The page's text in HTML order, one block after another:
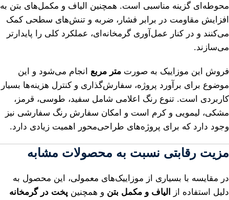
محوطه‌ای گزینه مناسبی است. همچنین الیاف و مکمل‌های بتن به
افزایش مقاومت در برابر فشار، ضربه و تنش‌های سطحی کمک
می‌کنند و در کنار عمل‌آوری گرمخانه‌ای، عملکرد کلی را پایدارتر
می‌سازند.
فروش این موزاییک به صورت متر مربع انجام می‌شود و این
موضوع برای برآورد پروژه، سفارش‌گذاری و کنترل هزینه‌ها بسیار
کاربردی است. تنوع رنگ اعلامی شامل سفید، طوسی، قرمز،
مشکی، لیمویی و کرم است و امکان سفارش رنگ سفارشی نیز
وجود دارد که برای پروژه‌های طراحی‌محور اهمیت زیادی دارد.
مزیت رقابتی نسبت به محصولات مشابه
در مقایسه با بسیاری از موزاییک‌های معمولی، این محصول به
دلیل استفاده از
الیاف و مکمل بتن و همچنین پخت در گرمخانه